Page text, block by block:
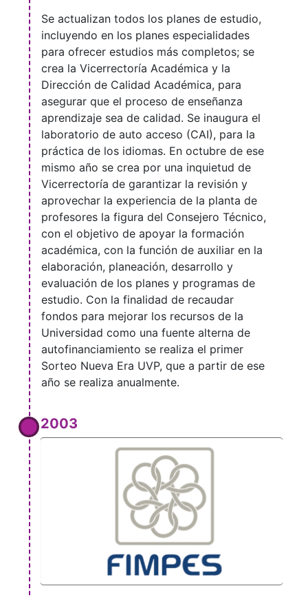
Se actualizan todos los planes de estudio,
incluyendo en los planes especialidades
para ofrecer estudios más completos; se
crea la Vicerrectoría Académica y la
Dirección de Calidad Académica, para
asegurar que el proceso de enseñanza
aprendizaje sea de calidad. Se inaugura el
laboratorio de auto acceso (CAI), para la
práctica de los idiomas. En octubre de ese
mismo año se crea por una inquietud de
Vicerrectoría de garantizar la revisión y
aprovechar la experiencia de la planta de
profesores la figura del Consejero Técnico,
con el objetivo de apoyar la formación
académica, con la función de auxiliar en la
elaboración, planeación, desarrollo y
evaluación de los planes y programas de
estudio. Con la finalidad de recaudar
fondos para mejorar los recursos de la
Universidad como una fuente alterna de
autofinanciamiento se realiza el primer
Sorteo Nueva Era UVP, que a partir de ese
año se realiza anualmente.
2003